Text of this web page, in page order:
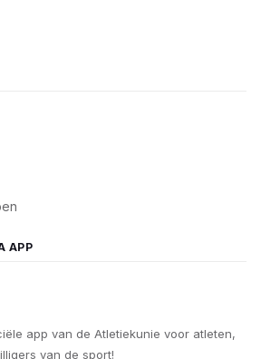
APP
app van de Atletiekunie voor atleten,
van de sport!